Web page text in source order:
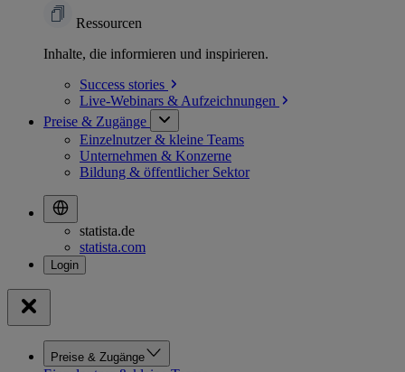
Ressourcen
Inhalte, die informieren und inspirieren.
Success stories
Live-Webinars & Aufzeichnungen
Preise & Zugänge
Einzelnutzer & kleine Teams
Unternehmen & Konzerne
Bildung & öffentlicher Sektor
statista.de
statista.com
Preise & Zugänge